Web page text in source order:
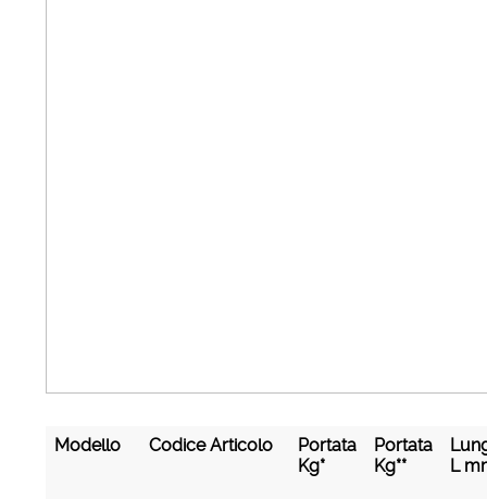
Modello Codice Articolo
Portata
Kg*
Portata
Kg**
L